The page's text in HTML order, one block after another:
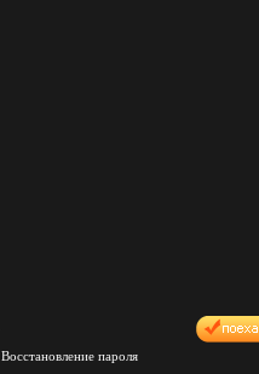
Восстановление пароля